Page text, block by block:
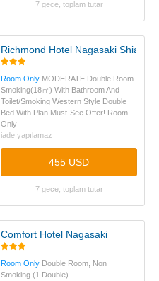
7 gece, toplam tutar
Richmond Hotel Nagasaki
Room Only MODERATE Double Room
Smoking(18㎡) With Bathroom And
Toilet/Smoking Western Style Double
Bed With Plan Must-See Offer! Room
Only
iade yapılamaz
455 USD
7 gece, toplam tutar
Comfort Hotel Nagasaki
Room Only Double Room, Non
Smoking (1 Double)